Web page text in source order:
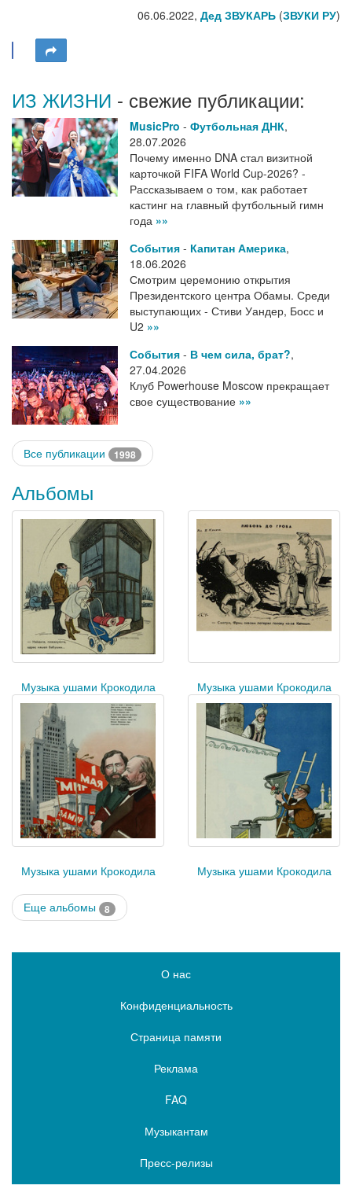
06.06.2022, Дед ЗВУКАРЬ (ЗВУКИ РУ)
ИЗ ЖИЗНИ - свежие публикации:
MusicPro - Футбольная ДНК,
28.07.2026
Почему именно DNA стал визитной
карточкой FIFA World Cup-2026? -
Рассказываем о том, как работает
кастинг на главный футбольный гимн
года »»
События - Капитан Америка,
18.06.2026
Смотрим церемонию открытия
Президентского центра Обамы. Среди
выступающих - Стиви Уандер, Босс и
U2 »»
События - В чем сила, брат?,
27.04.2026
Клуб Powerhouse Moscow прекращает
свое существование »»
Все публикации 1998
Альбомы
Музыка ушами Крокодила Музыка ушами Крокодила
Музыка ушами Крокодила Музыка ушами Крокодила
Еще альбомы 8
О нас
Конфиденциальность
Страница памяти
Реклама
FAQ
Музыкантам
Пресс-релизы